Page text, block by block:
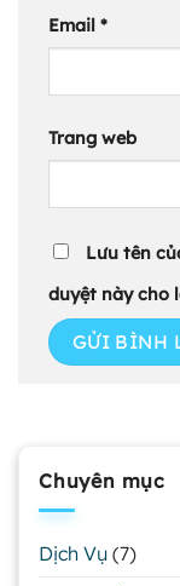
Email *
Trang web
Lưu tên
duyệt này cho
Chuyên mục
Dịch Vụ (7)